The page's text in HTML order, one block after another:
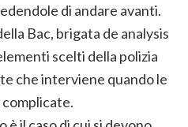
di andare avanti.
Bac, brigata de analysis
scelti della polizia
che interviene quando le